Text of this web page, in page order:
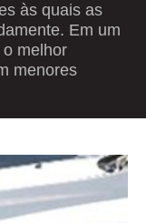
às quais as
Em um
melhor
menores